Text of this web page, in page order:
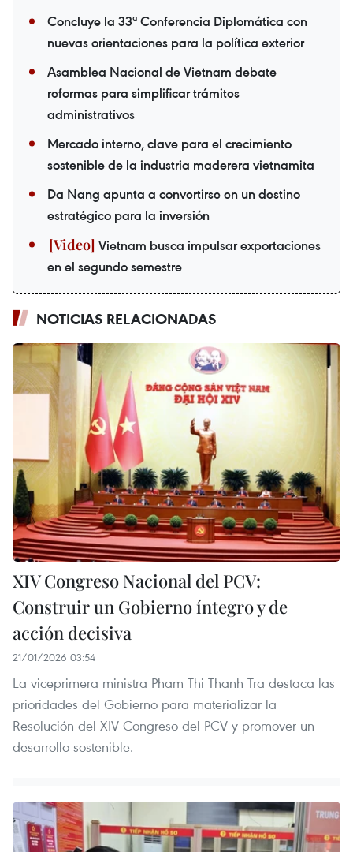
Concluye la 33ª Conferencia Diplomática con
nuevas orientaciones para la política exterior
Asamblea Nacional de Vietnam debate
reformas para simplificar trámites
administrativos
Mercado interno, clave para el crecimiento
sostenible de la industria maderera vietnamita
Da Nang apunta a convertirse en un destino
estratégico para la inversión
Vietnam busca impulsar exportaciones
en el segundo semestre
NOTICIAS RELACIONADAS
XIV Congreso Nacional del PCV:
Construir un Gobierno íntegro y de
acción decisiva
21/01/2026 03:54
La viceprimera ministra Pham Thi Thanh Tra destaca las
prioridades del Gobierno para materializar la
Resolución del XIV Congreso del PCV y promover un
desarrollo sostenible.